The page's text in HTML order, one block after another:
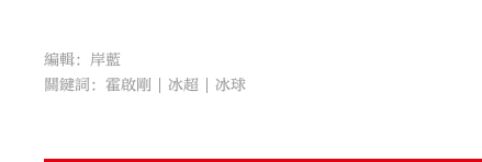
編輯：岸藍
關鍵詞： 霍啟剛 冰超 冰球